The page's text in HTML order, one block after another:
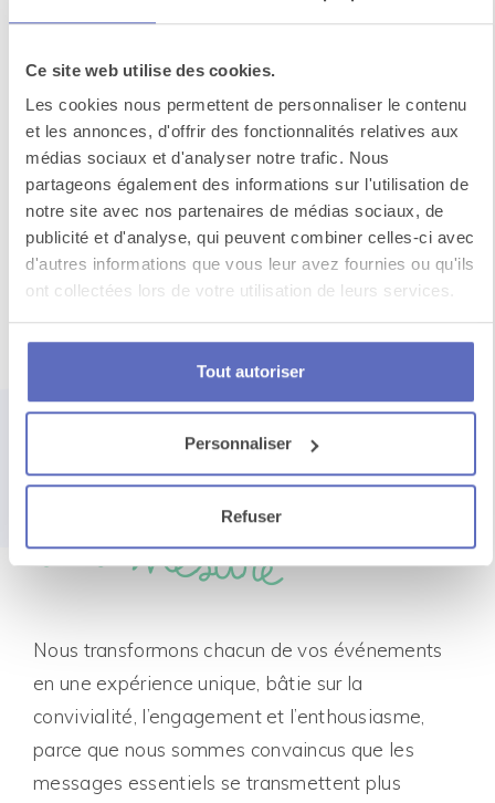
Ce site web utilise des cookies.
Les cookies nous permettent de personnaliser le contenu
et les annonces, d'offrir des fonctionnalités relatives aux
médias sociaux et d'analyser notre trafic. Nous
partageons également des informations sur l'utilisation de
notre site avec nos partenaires de médias sociaux, de
publicité et d'analyse, qui peuvent combiner celles-ci avec
d'autres informations que vous leur avez fournies ou qu'ils
ont collectées lors de votre utilisation de leurs services.
Tout autoriser
Personnaliser
Refuser
Se fondre dans les décors de Game
of Thrones
Vos collègues sont des fans absolus de cette
série et vous ne loupez jamais un épisode au
bureau ? S...
Voir toutes les activités en
Croatie
Un événement
qui rassemble
impact stratégique
etenthousiasme
sur-mesure
Nous transformons chacun de vos événements
en une expérience unique, bâtie sur la
convivialité, l’engagement et l’enthousiasme,
parce que nous sommes convaincus que les
messages essentiels se transmettent plus